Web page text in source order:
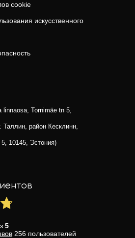
cookie
искусственного
linnaosa, Tornimäe tn 5,
Таллин, район Кесклинн,
10145, Эстония)
5
256 пользователей